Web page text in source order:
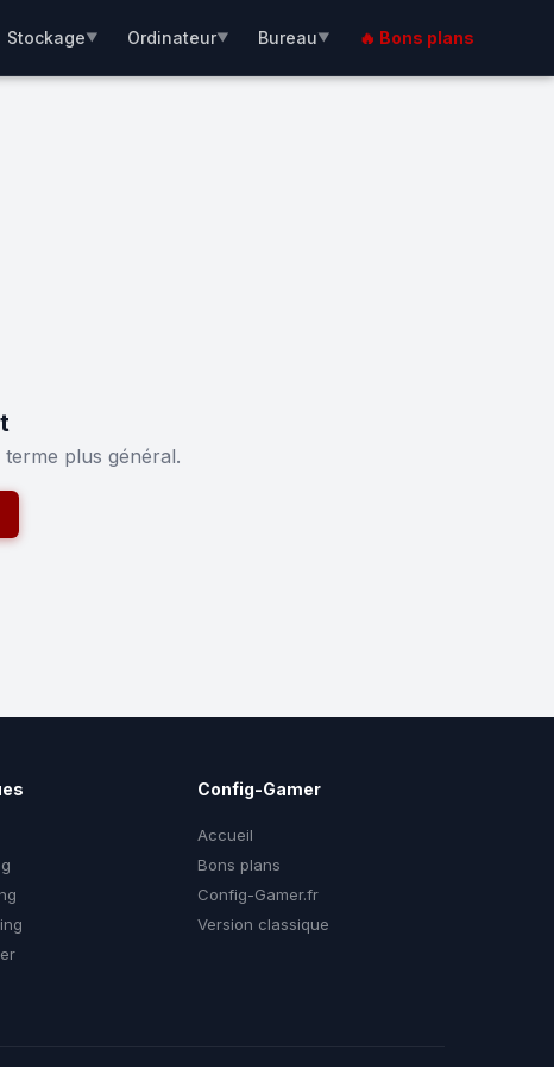
Stockage▼ Ordinateur▼ Bureau▼ 🔥 Bons plans
plus général.
Config-Gamer
Accueil
Bons plans
Config-Gamer.fr
Version classique